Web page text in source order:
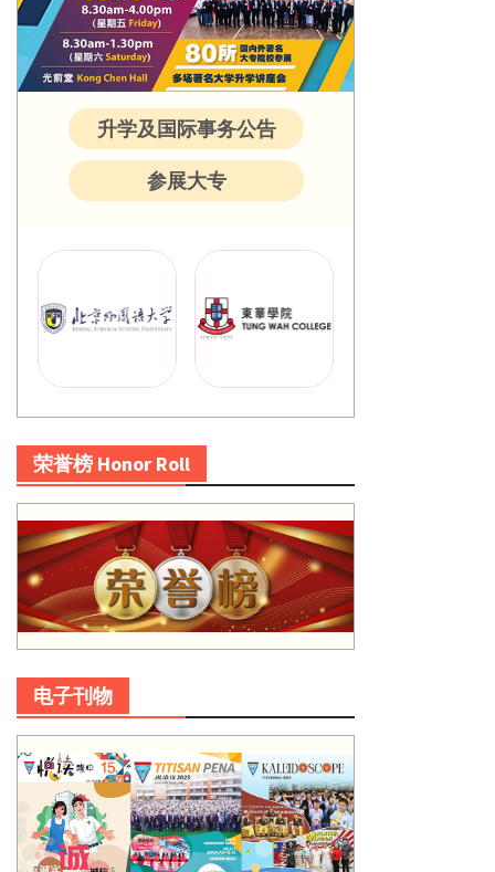
升学及国际事务公告
参展大专
荣誉榜 Honor Roll
电子刊物